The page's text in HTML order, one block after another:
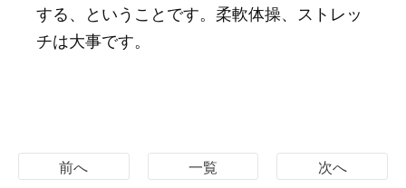
する、ということです。柔軟体操、ストレッ
チは大事です。
前へ 一覧 次へ